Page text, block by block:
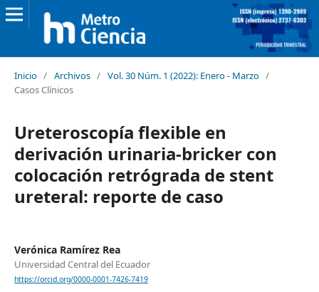
Inicio / Archivos / Vol. 30 Núm. 1 (2022): Enero - Marzo /
Casos Clínicos
Ureteroscopía flexible en
derivación urinaria-bricker con
colocación retrógrada de stent
ureteral: reporte de caso
Verónica Ramírez Rea
Universidad Central del Ecuador
https://orcid.org/0000-0001-7426-7419